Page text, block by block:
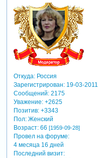
Откуда:Россия
Зарегистрирован: 19-03-2011
Сообщений:2175
Уважение: +2625
Позитив: +3343
Пол:Женский
Возраст:66 [1959-09-28]
Провел на форуме:
4 месяца 16 дней
Последний визит: